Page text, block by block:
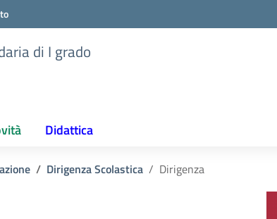
di I grado
Didattica
Dirigenza Scolastica Dirigenza